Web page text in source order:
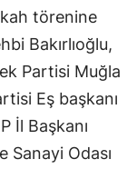
törenine
Bakırlıoğlu,
Partisi Muğla
Eş başkanı
İl Başkanı
Odası